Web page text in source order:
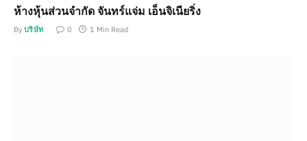
ห้างหุ้นส่วนจำกัด จันทร์แจ่ม เอ็นจิเนียริ่ง
By บริษัท 0 1 Min Read